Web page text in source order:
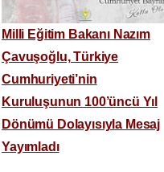
Milli Eğitim Bakanı Nazım
Çavuşoğlu, Türkiye
Cumhuriyeti’nin
Kuruluşunun 100’üncü Yıl
Dönümü Dolayısıyla Mesaj
Yayımladı